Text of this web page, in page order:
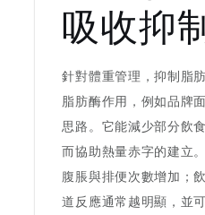
吸收抑
針對體重管理，抑制脂
脂肪酶作用，例如品牌
思路。它能減少部分飲
而協助熱量赤字的建立
腹脹與排便次數增加；
道反應通常越明顯，並